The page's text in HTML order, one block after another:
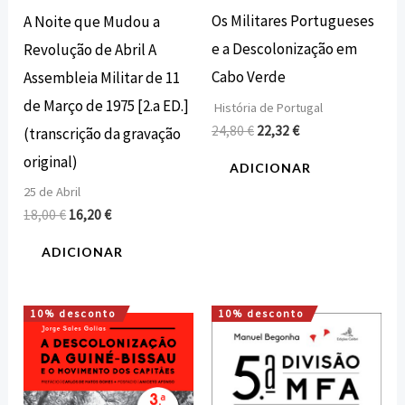
A Noite que Mudou a
Revolução de Abril A
Assembleia Militar de 11
de Março de 1975 [2.a ED.]
(transcrição da gravação
original)
25 de Abril
18,00€ 16,20€
ADICIONAR
Os Militares Portugueses
e a Descolonização em
Cabo Verde
História de Portugal
24,80€ 22,32€
ADICIONAR
10% desconto
O
preço
original
era:
20,00 €.
O
preço
atual
é:
18,00 €.
10% desconto
O
preço
original
era:
16,00 €.
O
preço
atual
é:
14,40 €.